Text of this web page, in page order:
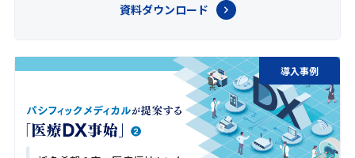
資料ダウンロード
導入事例